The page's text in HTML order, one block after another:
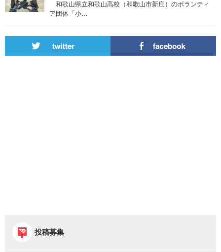
和歌山県立和歌山高校（和歌山市新庄）のボランティ
ア団体「小…
投稿募集